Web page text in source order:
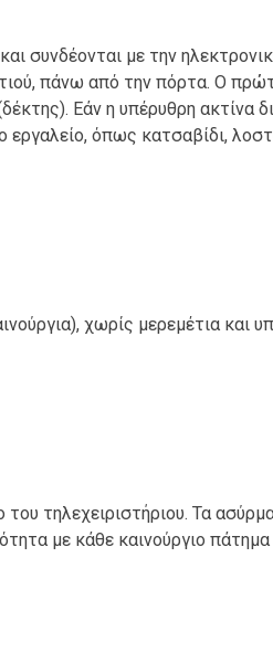
συνδέονται με την
πάνω από την πόρτα. Ο
Εάν η υπέρυθρη ακτίνα
εργαλείο, όπως κατσαβίδι,
χωρίς μερεμέτια και
του τηλεχειριστήριου. Τα
με κάθε καινούργιο